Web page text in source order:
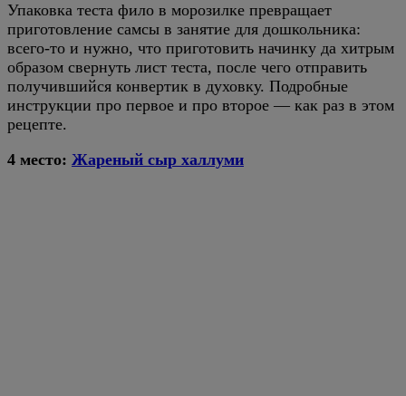
Упаковка теста фило в морозилке превращает
приготовление самсы в занятие для дошкольника:
всего-то и нужно, что приготовить начинку да хитрым
образом свернуть лист теста, после чего отправить
получившийся конвертик в духовку. Подробные
инструкции про первое и про второе — как раз в этом
рецепте.
4 место: Жареный сыр халлуми